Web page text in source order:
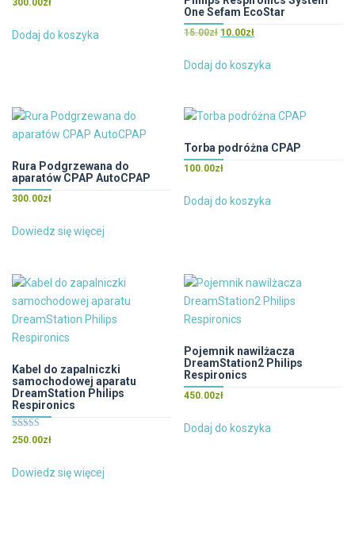
Dodaj do koszyka
One Sefam EcoStar
15.00zł Pierwotna
wynosiła:
10.00złAktualna
wynosi:
Dodaj do koszyka
Rura Podgrzewana do
aparatów CPAP AutoCPAP
300.00zł
Dowiedz się więcej
Torba podróżna CPAP
100.00zł
Dodaj do koszyka
Kabel do zapalniczki
samochodowej aparatu
DreamStation Philips
Respironics
Oceniono
5.00
250.00zł
Dowiedz się więcej
Pojemnik nawilżacza
DreamStation2 Philips
Respironics
450.00zł
Dodaj do koszyka